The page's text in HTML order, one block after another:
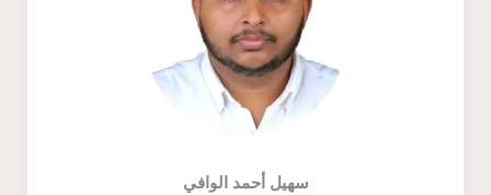
سهيل أحمد الوافي